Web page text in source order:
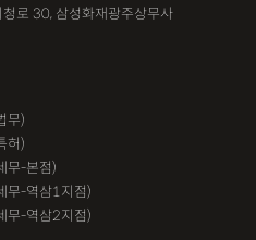
로 30, 삼성화재광주상무사
무)
허)
-본점)
-역삼1지점)
-역삼2지점)